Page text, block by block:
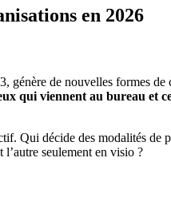
en 2026
de nouvelles formes
qui viennent au bureau et
Qui décide des modalités de
seulement en visio ?